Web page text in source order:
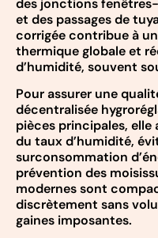
des jonctions
et des passages de
corrigée contribue à
thermique globale et
d’humidité, souvent
Pour assurer une
décentralisée
pièces principales,
du taux d’humidité,
surconsommation
prévention des
modernes sont
discrètement sans
gaines imposantes.